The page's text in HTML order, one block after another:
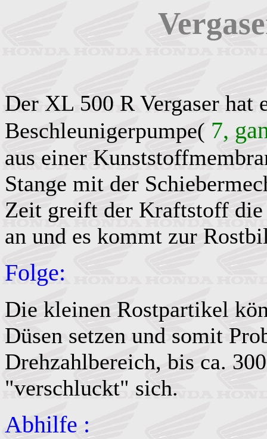
Der XL 500 R Vergaser hat
Beschleunigerpumpe( 7,
aus einer
Stange mit der
Zeit greift der Kraftstoff
an und es kommt zur
Folge:
Die kleinen Rostpartikel
Düsen setzen und somit
Drehzahlbereich, bis ca.
"verschluckt" sich.
Abhilfe :